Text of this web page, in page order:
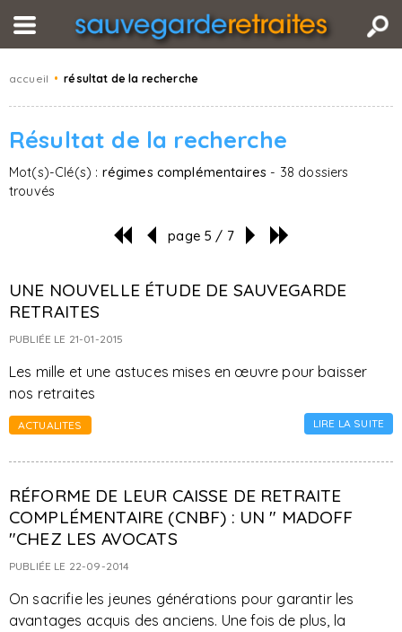
accueil • résultat de la recherche
Résultat de la recherche
Mot(s)-Clé(s) : régimes complémentaires - 38 dossiers
trouvés
page 5 / 7
UNE NOUVELLE ÉTUDE DE SAUVEGARDE
RETRAITES
PUBLIÉE LE 21-01-2015
Les mille et une astuces mises en œuvre pour baisser
nos retraites
ACTUALITES LIRE LA SUITE
RÉFORME DE LEUR CAISSE DE RETRAITE
COMPLÉMENTAIRE (CNBF) : UN " MADOFF
"CHEZ LES AVOCATS
PUBLIÉE LE 22-09-2014
On sacrifie les jeunes générations pour garantir les
avantages acquis des anciens. Une fois de plus, la